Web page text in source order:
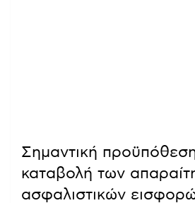
Σημαντική
καταβολή των
ασφαλιστικών